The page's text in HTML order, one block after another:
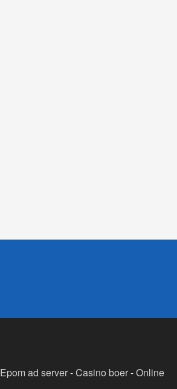
Epom ad server-Casino boer-Online